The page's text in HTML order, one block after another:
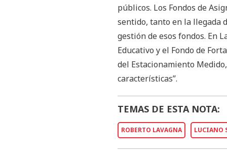
públicos. Los Fondos de
sentido, tanto en la llegada
gestión de esos fondos. En
Educativo y el Fondo de
del Estacionamiento
características”.
TEMAS DE ESTA NOTA:
ROBERTO LAVAGNA LUCIANO